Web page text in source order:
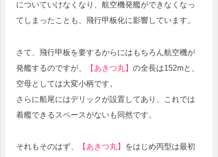
についていけなくなり、航空機発艦ができなくなっ
てしまったことも、飛行甲板化に影響しています。
さて、飛行甲板を要するからにはもちろん航空機が
発艦するのですが、
【あきつ丸】 の全長は152mと、
空母としては大変小柄です。
さらに船尾にはデリックが設置してあり、これでは
着艦できるスペースがないも同然です。
それもそのはず、 【あきつ丸】
をはじめ丙型は最初